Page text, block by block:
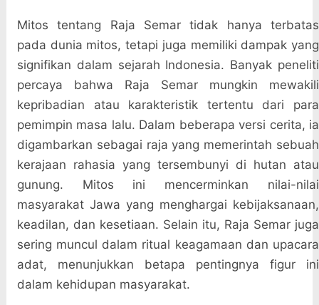
Mitos tentang Raja Semar tidak hanya terbatas
pada dunia mitos, tetapi juga memiliki dampak yang
signifikan dalam sejarah Indonesia. Banyak peneliti
percaya bahwa Raja Semar mungkin mewakili
kepribadian atau karakteristik tertentu dari para
pemimpin masa lalu. Dalam beberapa versi cerita, ia
digambarkan sebagai raja yang memerintah sebuah
kerajaan rahasia yang tersembunyi di hutan atau
gunung. Mitos ini mencerminkan nilai-nilai
masyarakat Jawa yang menghargai kebijaksanaan,
keadilan, dan kesetiaan. Selain itu, Raja Semar juga
sering muncul dalam ritual keagamaan dan upacara
adat, menunjukkan betapa pentingnya figur ini
dalam kehidupan masyarakat.